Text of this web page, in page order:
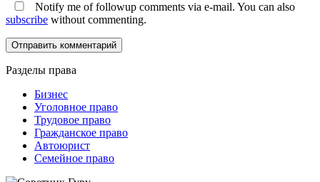
Notify me of followup comments via e-mail. You can also
subscribe without commenting.
Разделы права
Бизнес
Уголовное право
Трудовое право
Гражданское право
Автоюрист
Семейное право